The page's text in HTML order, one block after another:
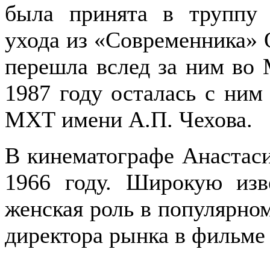
была принята в труппу
ухода из
перешла вслед за ним во
1987 году осталась с
МХТ имени А.П. Чехова.
В кинематографе
1966 году. Широкую
женская роль в
директора рынка в